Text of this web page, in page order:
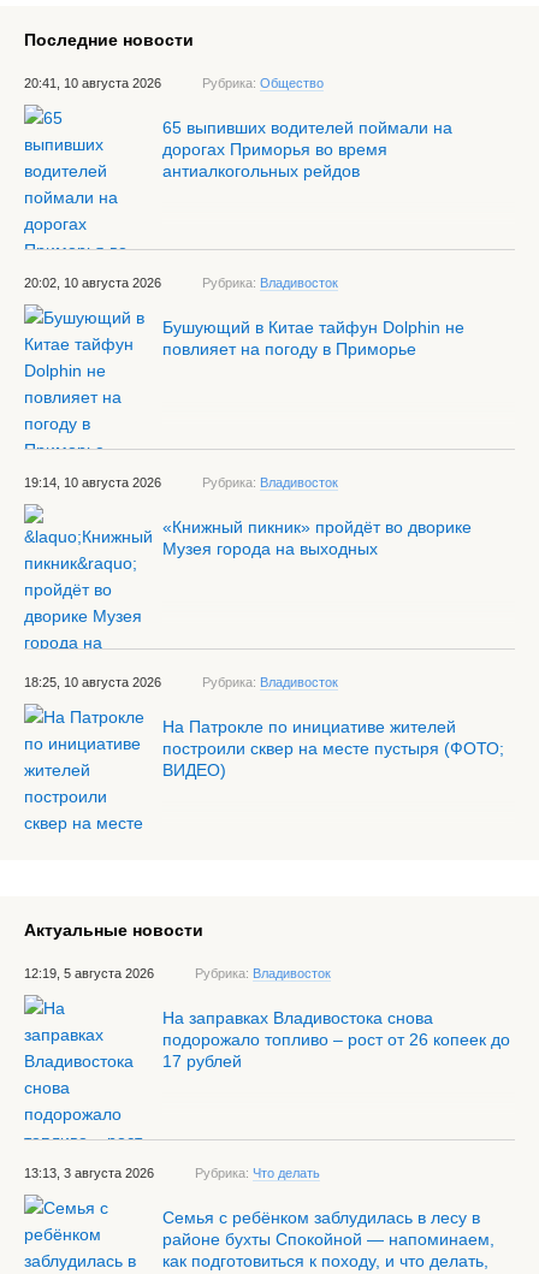
Последние новости
20:41, 10 августа 2026 Рубрика: Общество
65 выпивших водителей поймали на
дорогах Приморья во время
антиалкогольных рейдов
20:02, 10 августа 2026 Рубрика: Владивосток
Бушующий в Китае тайфун Dolphin не
повлияет на погоду в Приморье
19:14, 10 августа 2026 Рубрика: Владивосток
«Книжный пикник» пройдёт во дворике
Музея города на выходных
18:25, 10 августа 2026 Рубрика: Владивосток
На Патрокле по инициативе жителей
построили сквер на месте пустыря (ФОТО;
ВИДЕО)
Актуальные новости
12:19, 5 августа 2026 Рубрика: Владивосток
На заправках Владивостока снова
подорожало топливо – рост от 26 копеек до
17 рублей
13:13, 3 августа 2026 Рубрика: Что делать
Семья с ребёнком заблудилась в лесу в
районе бухты Спокойной — напоминаем,
как подготовиться к походу, и что делать,